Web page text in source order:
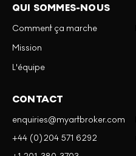
QUI SOMMES-NOUS
Comment ça marche
Mission
L'équipe
CONTACT
enquiries@myartbroker.com
+44 (0)204 571 6292